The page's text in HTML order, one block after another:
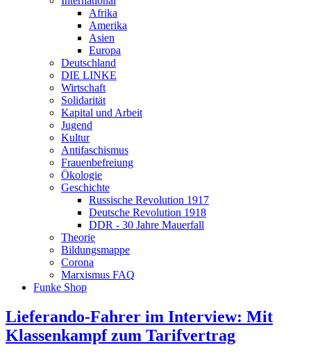
Afrika
Amerika
Asien
Europa
Deutschland
DIE LINKE
Wirtschaft
Solidarität
Kapital und Arbeit
Jugend
Kultur
Antifaschismus
Frauenbefreiung
Ökologie
Geschichte
Russische Revolution 1917
Deutsche Revolution 1918
DDR - 30 Jahre Mauerfall
Theorie
Bildungsmappe
Corona
Marxismus FAQ
Funke Shop
Lieferando-Fahrer im Interview: Mit
Klassenkampf zum Tarifvertrag